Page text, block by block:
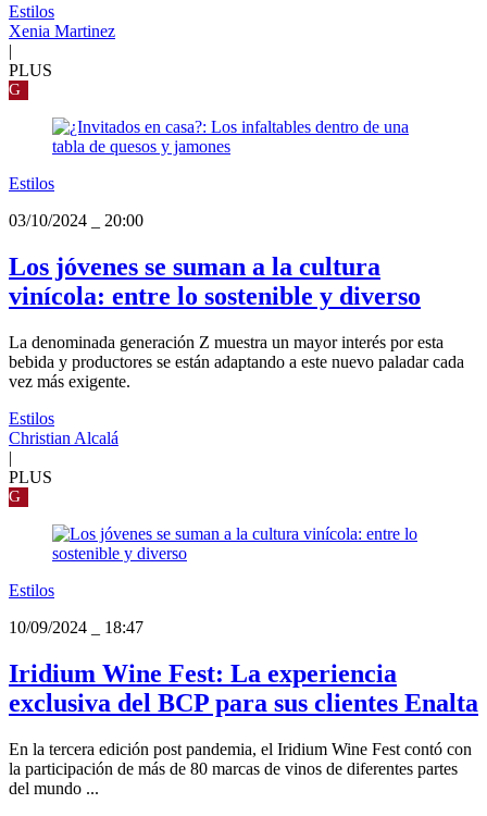
Estilos
Xenia Martinez
|
PLUS
G
Estilos
03/10/2024
20:00
Los jóvenes se suman a la cultura
vinícola: entre lo sostenible y diverso
La denominada generación Z muestra un mayor interés por esta
bebida y productores se están adaptando a este nuevo paladar cada
vez más exigente.
Estilos
Christian Alcalá
|
PLUS
G
Estilos
10/09/2024
18:47
Iridium Wine Fest: La experiencia
exclusiva del BCP para sus clientes Enalta
En la tercera edición post pandemia, el Iridium Wine Fest contó con
la participación de más de 80 marcas de vinos de diferentes partes
del mundo ...